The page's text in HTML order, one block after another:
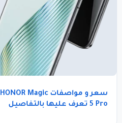
سعر و مواصفات HONOR Magic
5 Pro تعرف عليها بالتفاصيل